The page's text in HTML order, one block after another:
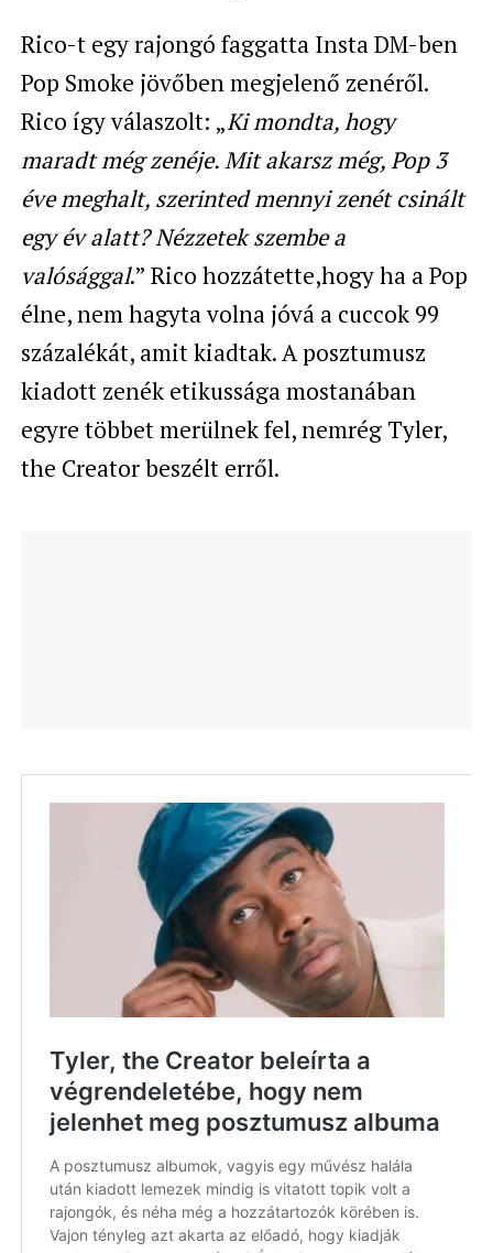
Rico-t egy rajongó faggatta Insta DM-ben
Pop Smoke jövőben megjelenő zenéről.
Rico így válaszolt: „Ki mondta, hogy
maradt még zenéje. Mit akarsz még, Pop 3
éve meghalt, szerinted mennyi zenét csinált
egy év alatt? Nézzetek szembe a
valósággal.” Rico hozzátette,hogy ha a Pop
élne, nem hagyta volna jóvá a cuccok 99
százalékát, amit kiadtak. A posztumusz
kiadott zenék etikussága mostanában
egyre többet merülnek fel, nemrég Tyler,
the Creator beszélt erről.